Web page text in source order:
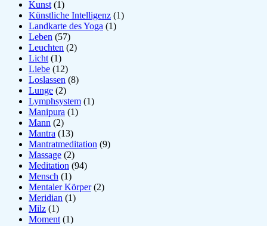
Kunst (1)
Künstliche Intelligenz (1)
Landkarte des Yoga (1)
Leben (57)
Leuchten (2)
Licht (1)
Liebe (12)
Loslassen (8)
Lunge (2)
Lymphsystem (1)
Manipura (1)
Mann (2)
Mantra (13)
Mantratmeditation (9)
Massage (2)
Meditation (94)
Mensch (1)
Mentaler Körper(2)
Meridian (1)
Milz (1)
Moment (1)